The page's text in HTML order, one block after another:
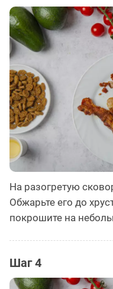
На разогретую
Обжарьте его до
покрошите на
Шаг 4